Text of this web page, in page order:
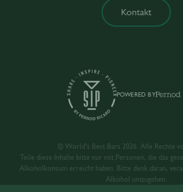
POWERED BY
Kontakt
© World’s Best Bars 2026. Alle Rechte
Teile diese Inhalte bitte nur mit Personen, die das
Alkoholkonsum erreicht haben. Bitte denk daran,
Alkohol umzugehen.